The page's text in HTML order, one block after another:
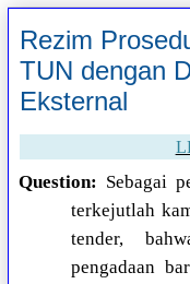
Rezim
TUN dengan
Eksternal
Question: Sebagai
terkejutlah
tender,
pengadaan